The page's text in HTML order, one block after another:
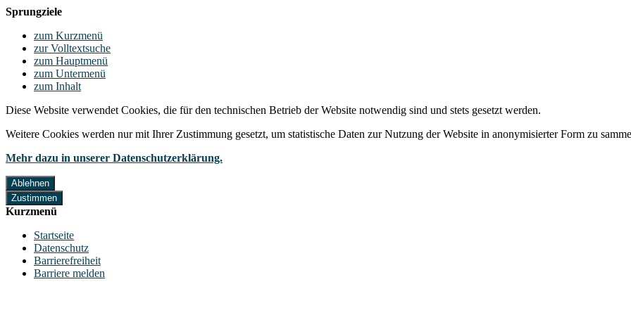
Sprungziele
zum Kurzmenü
zur Volltextsuche
zum Hauptmenü
zum Untermenü
zum Inhalt
Diese Website verwendet Cookies, die für den technischen Betrieb der Website notwendig sind und stets gesetzt werden.
Weitere Cookies werden nur mit Ihrer Zustimmung gesetzt, um statistische Daten zur Nutzung der Website in anonymisierter Form zu
Mehr dazu in unserer Datenschutzerklärung.
Ablehnen
Zustimmen
Kurzmenü
Startseite
Datenschutz
Barrierefreiheit
Barriere melden